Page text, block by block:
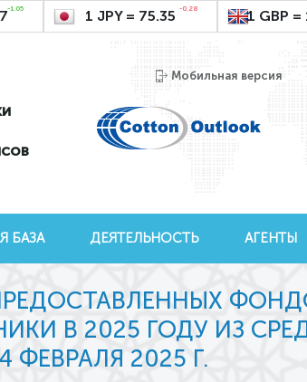
-1.05 1 JPY = 75.35 -0.28 1 GBP
Мобильная версия
БАЗА ДЕЯТЕЛЬНОСТЬ АГЕНТЫ
В 2025 ГОДУ ИЗ
2025 Г.